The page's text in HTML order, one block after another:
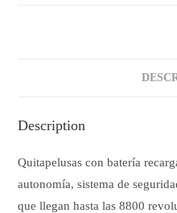
Description
Quitapelusas con batería
autonomía, sistema de
que llegan hasta las 8800